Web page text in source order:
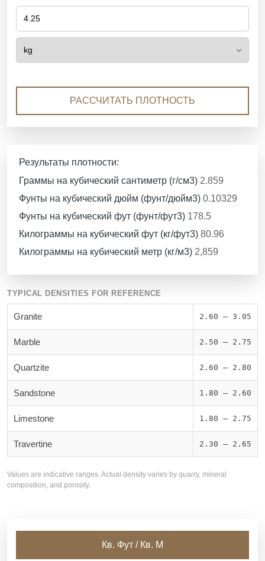
РАССЧИТАТЬ ПЛОТНОСТЬ
Результаты плотности:
Граммы на кубический сантиметр (г/см3) 2.859
Фунты на кубический дюйм (фунт/дюйм3) 0.10329
Фунты на кубический фут (фунт/фут3) 178.5
Килограммы на кубический фут (кг/фут3) 80.96
Килограммы на кубический метр (кг/м3) 2,859
TYPICAL DENSITIES FOR REFERENCE
Granite 2.60 – 3.05
Marble 2.50 – 2.75
Quartzite 2.60 – 2.80
Sandstone 1.80 – 2.60
Limestone 1.80 – 2.75
Travertine 2.30 – 2.65
Values are indicative ranges. Actual density varies by quarry, mineral
composition, and porosity.
Кв. Фут / Кв. М